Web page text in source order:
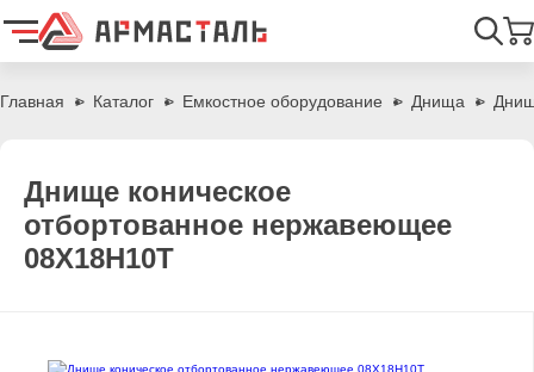
Главная
Каталог Емкостное оборудование Днища
Днище коническое
отбортованное нержавеющее
08Х18Н10Т